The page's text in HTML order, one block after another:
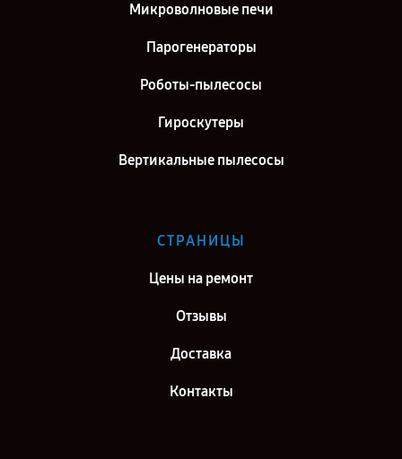
Микроволновые печи
Парогенераторы
Роботы-пылесосы
Гироскутеры
Вертикальные пылесосы
СТРАНИЦЫ
Цены на ремонт
Отзывы
Доставка
Контакты